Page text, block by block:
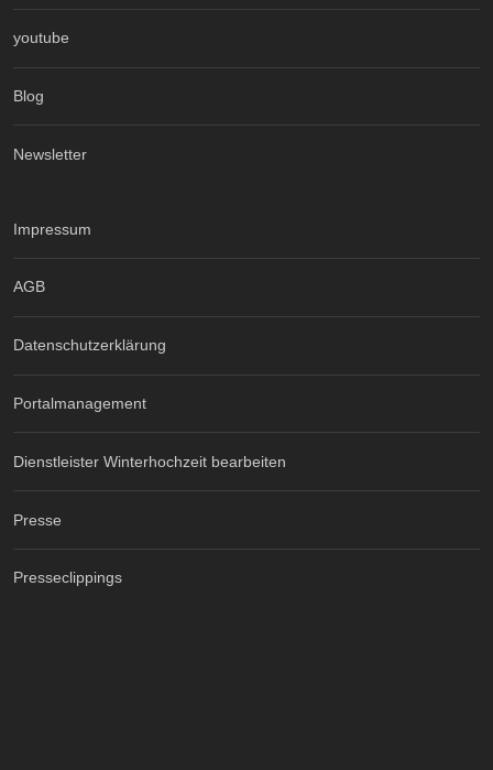
youtube
Blog
Newsletter
Impressum
AGB
Datenschutzerklärung
Portalmanagement
Dienstleister Winterhochzeit bearbeiten
Presse
Presseclippings